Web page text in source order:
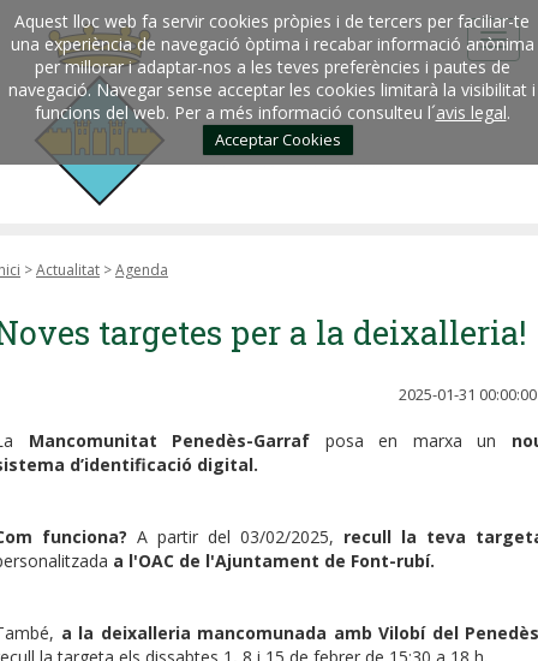
Aquest lloc web fa servir cookies pròpies i de tercers per faciliar-te
una experiència de navegació òptima i recabar informació anònima
per millorar i adaptar-nos a les teves preferències i pautes de
navegació. Navegar sense acceptar les cookies limitarà la visibilitat i
funcions del web. Per a més informació consulteu l´avis legal.
Acceptar Cookies
>Actualitat >Agenda
targetes per a la deixalleria!
2025-01-31 00:00:00
Mancomunitat Penedès-Garraf posa en marxa un
d’identificació digital.
funciona? A partir del 03/02/2025, recull la teva
a l'OAC de l'Ajuntament de Font-rubí.
a la deixalleria mancomunada amb Vilobí del Penedès